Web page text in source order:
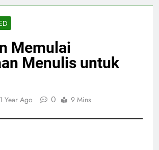
Memulai
Menulis untuk
1 Year Ago 0 9 Mins